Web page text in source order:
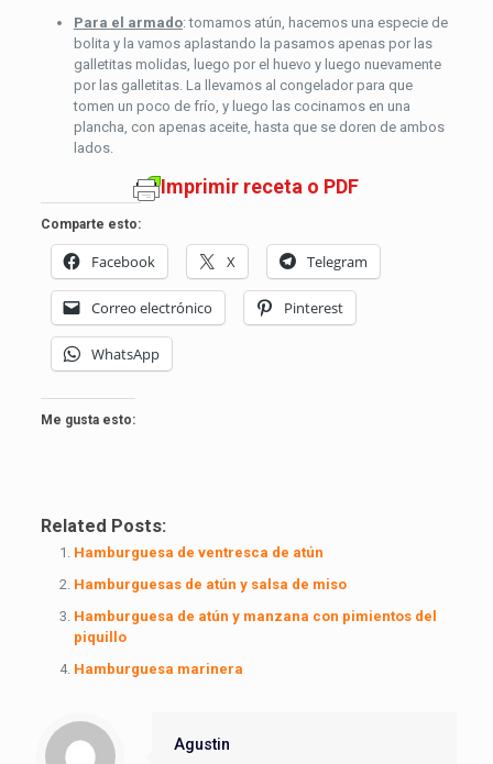
Para el armado: tomamos atún, hacemos una especie de
bolita y la vamos aplastando la pasamos apenas por las
galletitas molidas, luego por el huevo y luego nuevamente
por las galletitas. La llevamos al congelador para que
tomen un poco de frío, y luego las cocinamos en una
plancha, con apenas aceite, hasta que se doren de ambos
lados.
Imprimir receta o PDF
Comparte esto:
Facebook X Telegram
Correo electrónico Pinterest
WhatsApp
Me gusta esto:
Related Posts:
Hamburguesa de ventresca de atún
Hamburguesas de atún y salsa de miso
Hamburguesa de atún y manzana con pimientos del
piquillo
Hamburguesa marinera
Agustin